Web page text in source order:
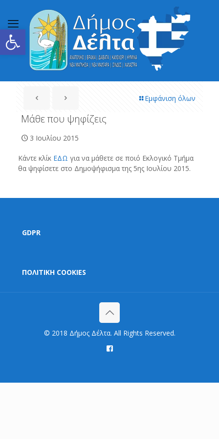
Ανοίξτε τη γραμμή εργαλείων
Εμφάνιση όλων
Μάθε που ψηφίζεις
3 Ιουλίου 2015
Κάντε κλίκ ΕΔΩ για να μάθετε σε ποιό Εκλογικό Τμήμα
θα ψηφίσετε στο Δημοψήφισμα της 5ης Ιουλίου 2015.
GDPR
ΠΟΛΙΤΙΚΗ COOKIES
© 2018 Δήμος Δέλτα. All Rights Reserved.